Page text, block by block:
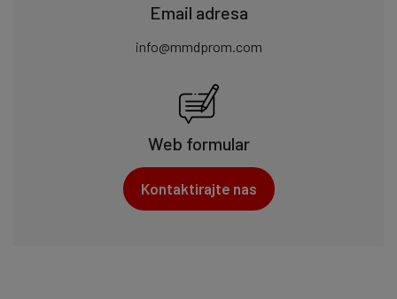
Email adresa
info@mmdprom.com
Web formular
Kontaktirajte nas